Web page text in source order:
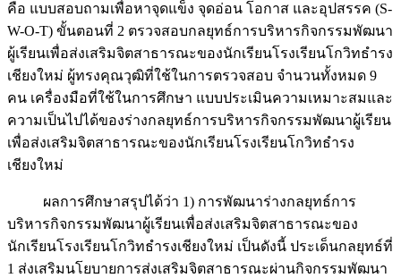
คือ แบบสอบถามเพื่อหาจุดแข็ง จุดอ่อน โอกาส และอุปสรรค (S-
W-O-T) ขั้นตอนที่ 2 ตรวจสอบกลยุทธ์การบริหารกิจกรรมพัฒนา
ผู้เรียนเพื่อส่งเสริมจิตสาธารณะของนักเรียนโรงเรียนโกวิทธำรง
เชียงใหม่ ผู้ทรงคุณวุฒิที่ใช้ในการตรวจสอบ จำนวนทั้งหมด 9
คน เครื่องมือที่ใช้ในการศึกษา แบบประเมินความเหมาะสมและ
ความเป็นไปได้ของร่างกลยุทธ์การบริหารกิจกรรมพัฒนาผู้เรียน
เพื่อส่งเสริมจิตสาธารณะของนักเรียนโรงเรียนโกวิทธำรง
เชียงใหม่
ผลการศึกษาสรุปได้ว่า 1) การพัฒนาร่างกลยุทธ์การ
บริหารกิจกรรมพัฒนาผู้เรียนเพื่อส่งเสริมจิตสาธารณะของ
นักเรียนโรงเรียนโกวิทธำรงเชียงใหม่ เป็นดังนี้ ประเด็นกลยุทธ์ที่
1 ส่งเสริมนโยบายการส่งเสริมจิตสาธารณะผ่านกิจกรรมพัฒนา